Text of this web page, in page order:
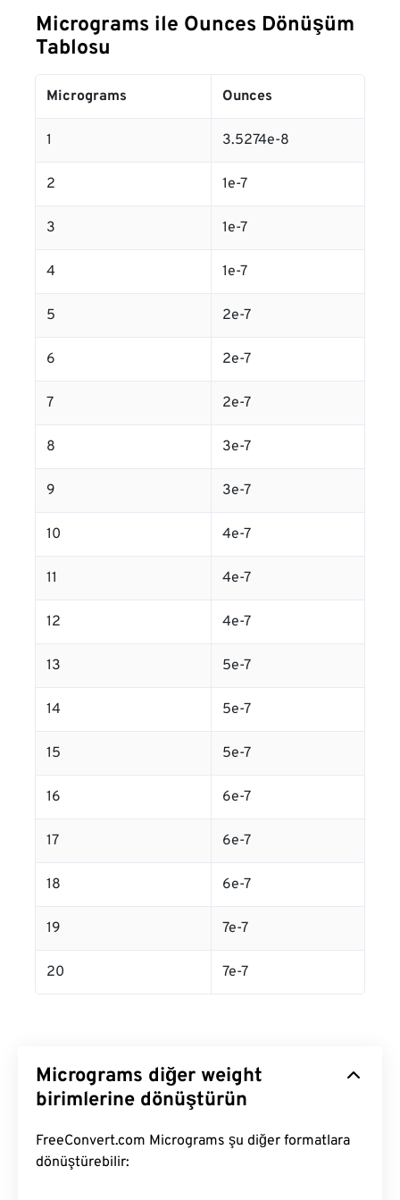
Micrograms ile Ounces Dönüşüm
Tablosu
Micrograms Ounces
1 3.5274e-8
2 1e-7
3 1e-7
4 1e-7
5 2e-7
6 2e-7
7 2e-7
8 3e-7
9 3e-7
10 4e-7
11 4e-7
12 4e-7
13 5e-7
14 5e-7
15 5e-7
16 6e-7
17 6e-7
18 6e-7
19 7e-7
20 7e-7
Micrograms diğer weight
birimlerine dönüştürün
FreeConvert.com Micrograms şu diğer formatlara
dönüştürebilir: